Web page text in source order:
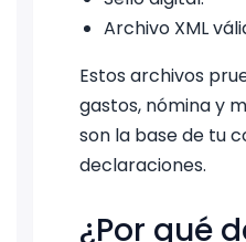
Archivo XML
Estos archivos
gastos, nómina y
son la base de tu
declaraciones.
¿Por qué